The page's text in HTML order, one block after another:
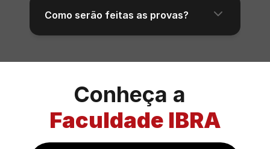
Como serão feitas as provas?
Faculdade IBRA